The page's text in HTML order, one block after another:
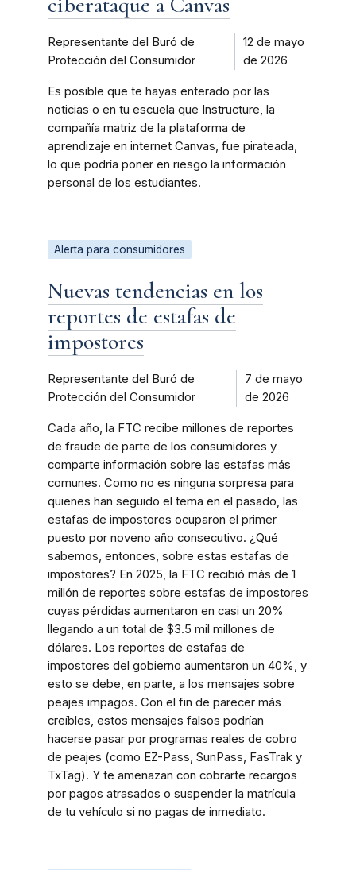
Representante del Buró de
Protección del Consumidor
12 de mayo
de 2026
Es posible que te hayas enterado por las
noticias o en tu escuela que Instructure, la
compañía matriz de la plataforma de
aprendizaje en internet Canvas, fue pirateada,
lo que podría poner en riesgo la información
personal de los estudiantes.
Alerta para consumidores
Nuevas tendencias en los
reportes de estafas de
impostores
Representante del Buró de
Protección del Consumidor
7 de mayo
de 2026
Cada año, la FTC recibe millones de reportes
de fraude de parte de los consumidores y
comparte información sobre las estafas más
comunes. Como no es ninguna sorpresa para
quienes han seguido el tema en el pasado, las
estafas de impostores ocuparon el primer
puesto por noveno año consecutivo. ¿Qué
sabemos, entonces, sobre estas estafas de
impostores? En 2025, la FTC recibió más de 1
millón de reportes sobre estafas de impostores
cuyas pérdidas aumentaron en casi un 20%
llegando a un total de $3.5 mil millones de
dólares. Los reportes de estafas de
impostores del gobierno aumentaron un 40%, y
esto se debe, en parte, a los mensajes sobre
peajes impagos. Con el fin de parecer más
creíbles, estos mensajes falsos podrían
hacerse pasar por programas reales de cobro
de peajes (como EZ-Pass, SunPass, FasTrak y
TxTag). Y te amenazan con cobrarte recargos
por pagos atrasados o suspender la matrícula
de tu vehículo si no pagas de inmediato.